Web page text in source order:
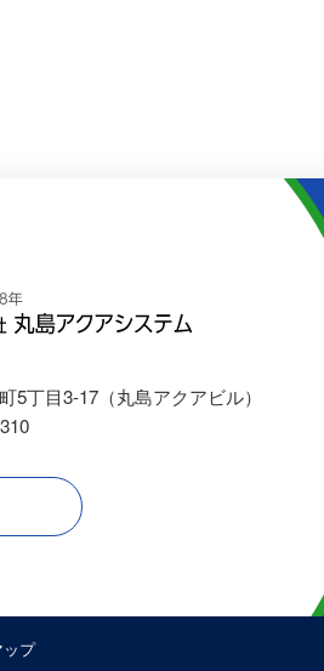
5丁目3-17（丸島アクアビル）
プ